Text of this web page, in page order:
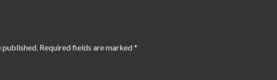
published. Required fields are marked*